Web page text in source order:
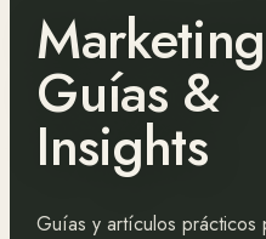
Guías &
Insights
Guías y artículos prácticos